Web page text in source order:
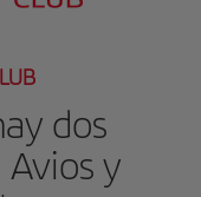
dos
y